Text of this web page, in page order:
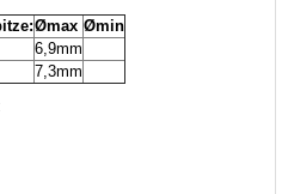
Ømax Ømin
6,9mm
7,3mm